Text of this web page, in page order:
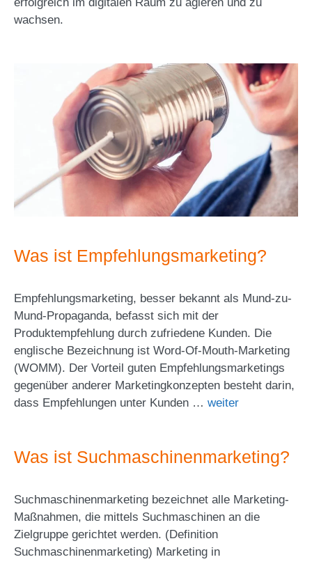
wachsen.
Was ist Empfehlungsmarketing?
Empfehlungsmarketing, besser bekannt als Mund-zu-
Mund-Propaganda, befasst sich mit der
Produktempfehlung durch zufriedene Kunden. Die
englische Bezeichnung ist Word-Of-Mouth-Marketing
(WOMM). Der Vorteil guten Empfehlungsmarketings
gegenüber anderer Marketingkonzepten besteht darin,
dass Empfehlungen unter Kunden … weiter
Was ist Suchmaschinenmarketing?
Suchmaschinenmarketing bezeichnet alle Marketing-
Maßnahmen, die mittels Suchmaschinen an die
Zielgruppe gerichtet werden. (Definition
Suchmaschinenmarketing) Marketing in